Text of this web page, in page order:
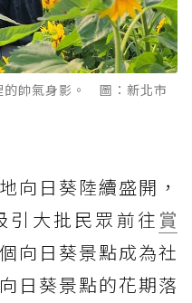
帥氣身影。 圖：新北市
向日葵陸續盛開，
引大批民眾前往 賞
向日葵景點成為社
日葵景點的花期落